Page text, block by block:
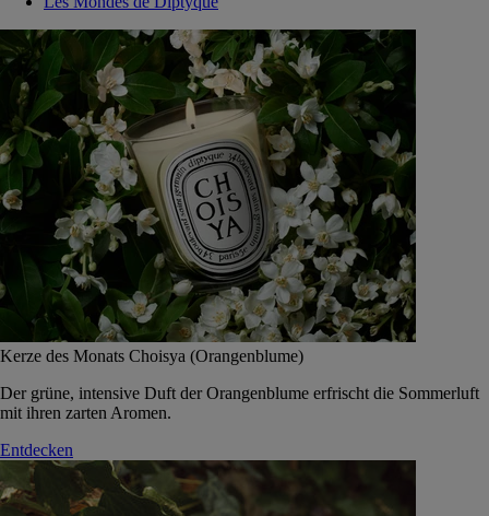
Kerze des Monats Choisya (Orangenblume)
Der grüne, intensive Duft der Orangenblume erfrischt die Sommerluft
mit ihren zarten Aromen.
Entdecken